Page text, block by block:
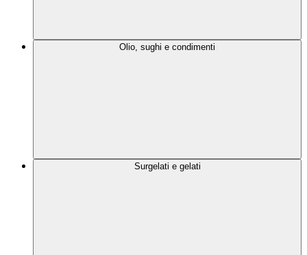
Olio, sughi e condimenti
Surgelati e gelati